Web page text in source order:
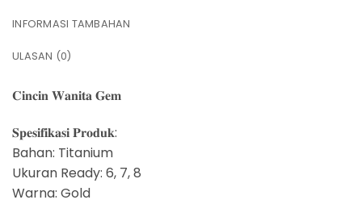
INFORMASI TAMBAHAN
ULASAN (0)
𝐂𝐢𝐧𝐜𝐢𝐧 𝐖𝐚𝐧𝐢𝐭𝐚 𝐆𝐞𝐦
𝐒𝐩𝐞𝐬𝐢𝐟𝐢𝐤𝐚𝐬𝐢 𝐏𝐫𝐨𝐝𝐮𝐤:
Bahan: Titanium
Ukuran Ready: 6, 7, 8
Warna: Gold